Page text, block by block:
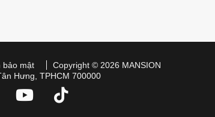
bảo mật
Copyright © 2026 MANSION
Hưng, TPHCM 700000